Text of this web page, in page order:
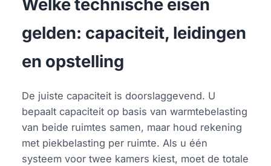
Welke technische eisen
gelden: capaciteit, leidingen
en opstelling
De juiste capaciteit is doorslaggevend. U
bepaalt capaciteit op basis van warmtebelasting
van beide ruimtes samen, maar houd rekening
met piekbelasting per ruimte. Als u één
systeem voor twee kamers kiest, moet de totale